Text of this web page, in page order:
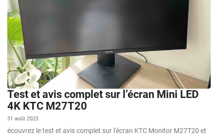
Test et avis complet sur l’écran Mini LED
4K KTC M27T20
31 août 2023
écouvrez le test et avis complet sur l'écran KTC Monitor M27T20 et